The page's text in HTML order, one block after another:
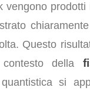
Questo
contesto della
si